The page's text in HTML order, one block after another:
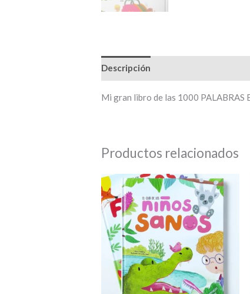
Descripción
Mi gran libro de las 1000 PALABRAS
Productos relacionados